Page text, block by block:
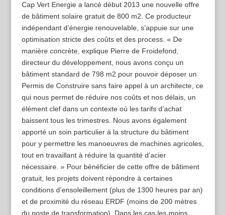
Cap Vert Energie a lancé début 2013 une nouvelle offre
de bâtiment solaire gratuit de 800 m2. Ce producteur
indépendant d’énergie renouvelable, s’appuie sur une
optimisation stricte des coûts et des process. « De
manière concrète, explique Pierre de Froidefond,
directeur du développement, nous avons conçu un
bâtiment standard de 798 m2 pour pouvoir déposer un
Permis de Construire sans faire appel à un architecte, ce
qui nous permet de réduire nos coûts et nos délais, un
élément clef dans un contexte où les tarifs d’achat
baissent tous les trimestres. Nous avons également
apporté un soin particulier à la structure du bâtiment
pour y permettre les manoeuvres de machines agricoles,
tout en travaillant à réduire la quantité d’acier
nécessaire. » Pour bénéficier de cette offre de bâtiment
gratuit, les projets doivent répondre à certaines
conditions d’ensoleillement (plus de 1300 heures par an)
et de proximité du réseau ERDF (moins de 200 mètres
du poste de transformation). Dans les cas les moins